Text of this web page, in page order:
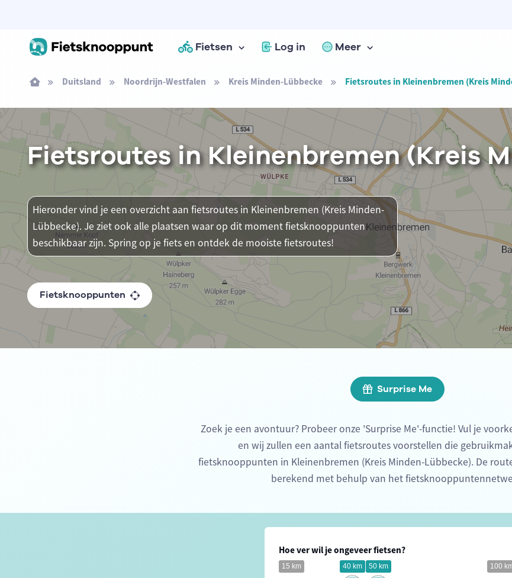
Fietsen Log in Meer
Duitsland Noordrijn-Westfalen Kreis Minden-Lübbecke Fietsroutes in Kleinenbremen (Kreis
Fietsroutes in Kleinenbremen (Kreis
Hieronder vind je een overzicht aan fietsroutes in Kleinenbremen (Kreis Minden-
Lübbecke). Je ziet ook alle plaatsen waar op dit moment fietsknooppunten
beschikbaar zijn. Spring op je fiets en ontdek de mooiste fietsroutes!
Fietsknooppunten
Surprise Me
Zoek je een avontuur? Probeer onze 'Surprise Me'-functie! Vul je
en wij zullen een aantal fietsroutes voorstellen die
fietsknooppunten in Kleinenbremen (Kreis Minden-Lübbecke). De
berekend met behulp van het
Hoe ver wil je ongeveer fietsen?
15 km 100
40 km 50 km